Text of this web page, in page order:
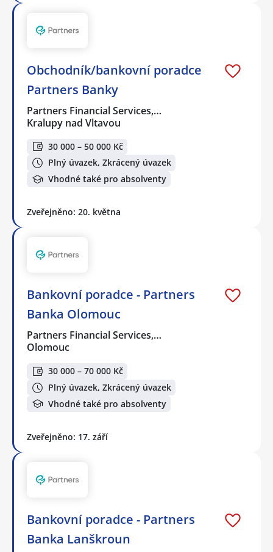
Obchodník/bankovní poradce
Partners Banky
Partners Financial Services,…
Kralupy nad Vltavou
30 000 – 50 000 Kč
Plný úvazek, Zkrácený úvazek
Vhodné také pro absolventy
Zveřejněno: 20. května
Bankovní poradce - Partners
Banka Olomouc
Partners Financial Services,…
Olomouc
30 000 – 70 000 Kč
Plný úvazek, Zkrácený úvazek
Vhodné také pro absolventy
Zveřejněno: 17. září
Bankovní poradce - Partners
Banka Lanškroun